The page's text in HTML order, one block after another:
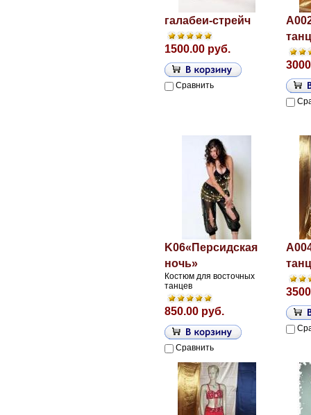
галабеи-стрейч
1500.00 руб.
Сравнить
K06«Персидская
ночь»
Костюм для восточных
танцев
850.00 руб.
Сравнить